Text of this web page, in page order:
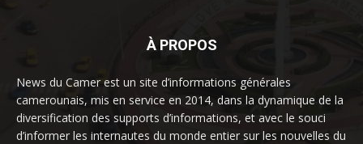
À PROPOS
News du Camer est un site d’informations générales
camerounais, mis en service en 2014, dans la dynamique de la
diversification des supports d’informations, et avec le souci
d’informer les internautes du monde entier sur les nouvelles du